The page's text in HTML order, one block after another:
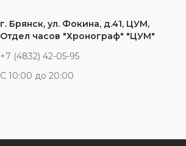
г. Брянск, ул. Фокина, д.41, ЦУМ,
Отдел часов "Хронограф" "ЦУМ"
+7 (4832) 42-05-95
С 10:00 до 20:00